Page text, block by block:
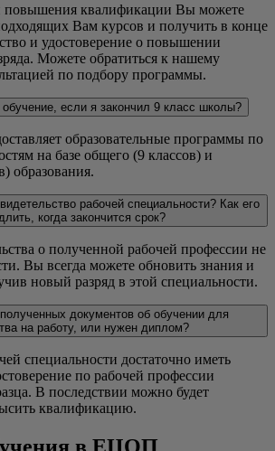
повышения квалификации Вы можете
Вам курсов и получить в конце
и удостоверение о повышении
Можете обратиться к нашему
по подбору программы.
если я закончил 9 класс школы?
образовательные программы по
на базе общего (9 классов) и
образования.
рабочей специальности? Как его
когда закончится срок?
о полученной рабочей профессии не
Вы всегда можете обновить знания и
новый разряд в этой специальности.
документов об обучении для
на работу, или нужен диплом?
специальности достаточно иметь
по рабочей профессии
В последствии можно будет
квалификацию.